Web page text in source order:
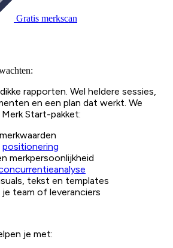
Gratis merkscan
rapporten. Wel heldere sessies,
en een plan dat werkt. We
Start-pakket:
positionering
merkpersoonlijkheid
tekst en templates
team of leveranciers
je met: